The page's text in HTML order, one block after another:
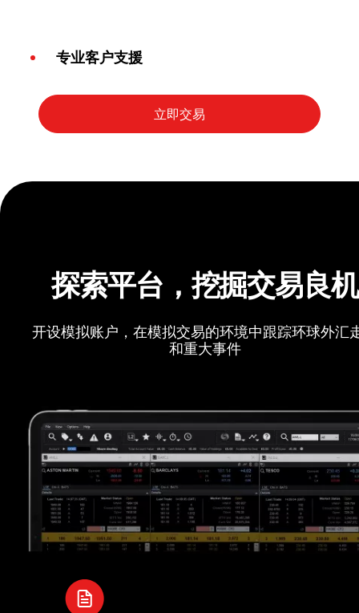
专业客户支援
探索平台，挖掘交易良机
开设模拟账户，在模拟交易的环境中跟踪环球外汇
和重大事件